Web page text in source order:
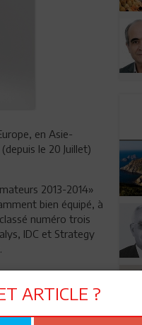
en Asie-
le 20 Juillet)
2013-2014»
bien équipé, à
numéro trois
IDC et Strategy
ARTICLE ?